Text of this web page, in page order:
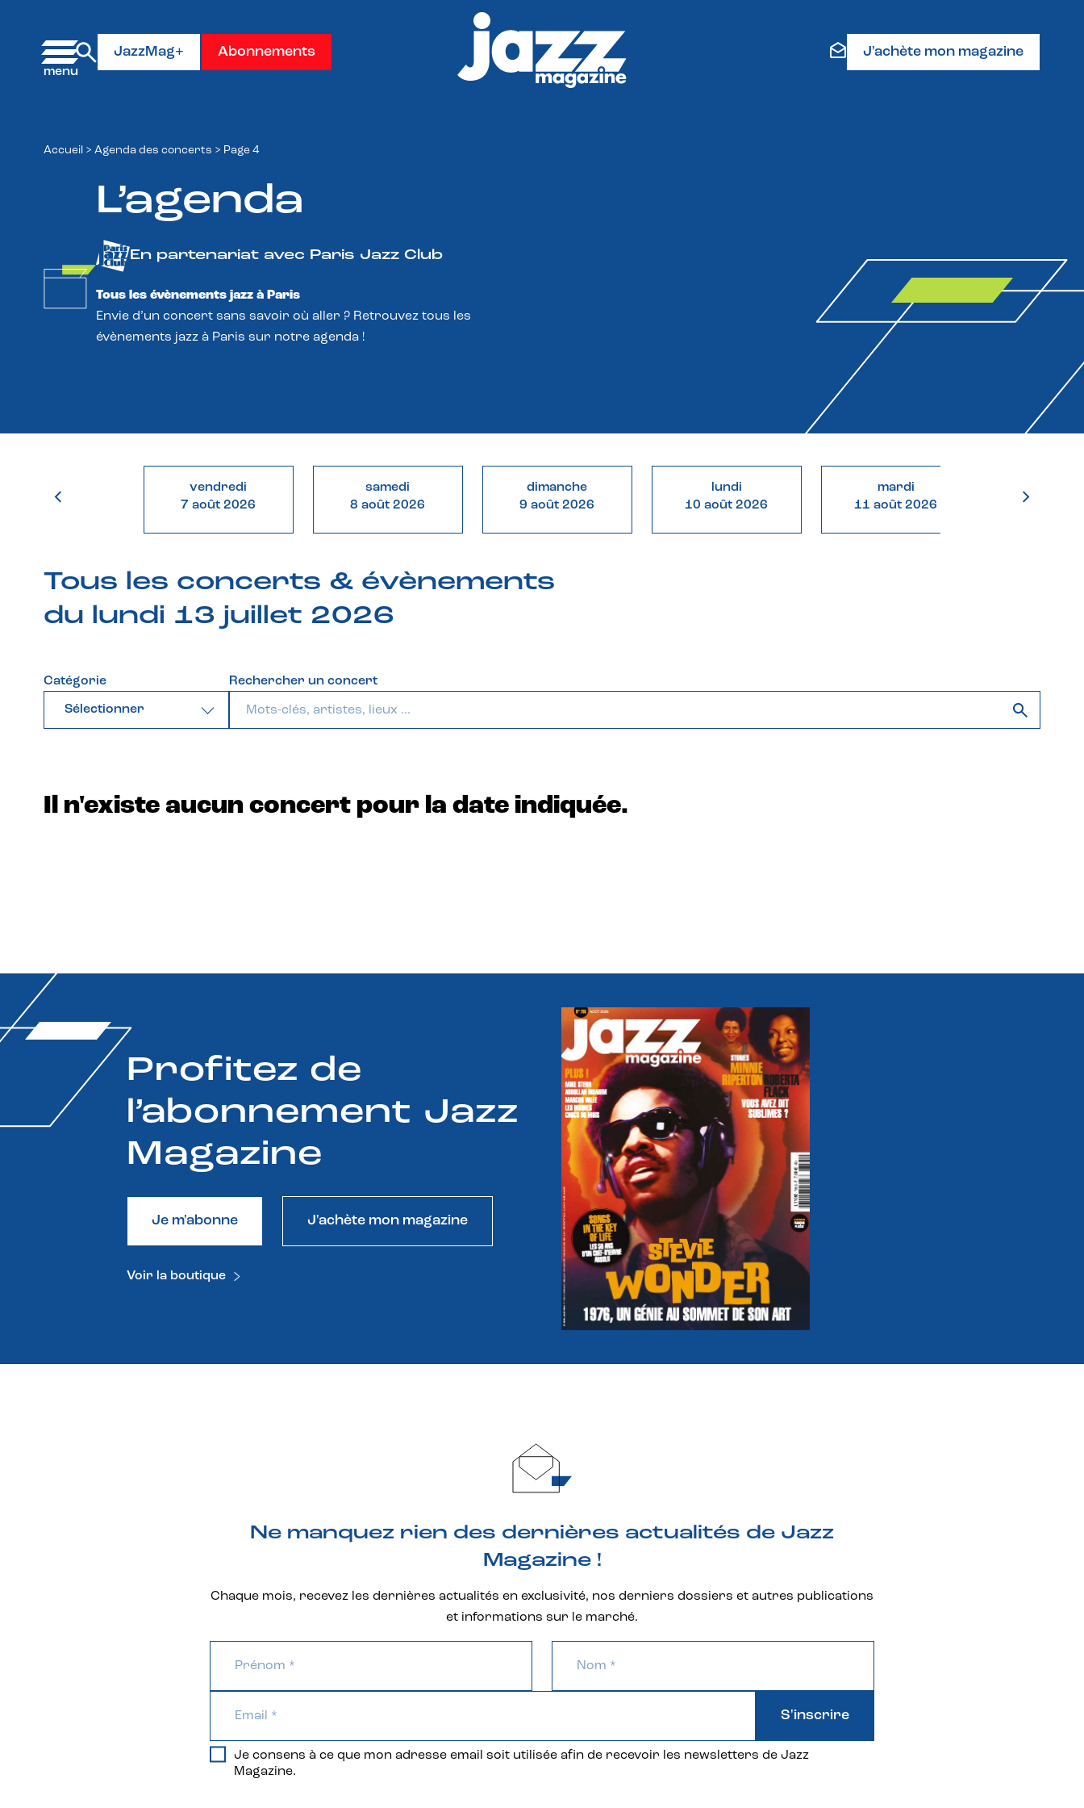
JazzMag+ Abonnements J'achète mon magazine
Accueil > Agenda des concerts > Page 4
L’agenda
En partenariat avec Paris Jazz Club
Tous les évènements jazz à Paris
Envie d’un concert sans savoir où aller ? Retrouvez tous les
évènements jazz à Paris sur notre agenda !
vendredi
7 août 2026
samedi
8 août 2026
dimanche
9 août 2026
lundi
10 août 2026
mardi
11 août 2026
12 août
Tous les concerts & évènements
du lundi 13 juillet 2026
Catégorie
Sélectionner
Rechercher un concert
Il n'existe aucun concert pour la date indiquée.
Profitez de
l’abonnement Jazz
Magazine
Je m'abonne J'achète mon magazine
Voir la boutique
Ne manquez rien des dernières actualités de Jazz
Magazine !
Chaque mois, recevez les dernières actualités en exclusivité, nos derniers dossiers et autres publications
et informations sur le marché.
Je consens à ce que mon adresse email soit utilisée afin de recevoir les newsletters de Jazz
Magazine.
S'inscrire